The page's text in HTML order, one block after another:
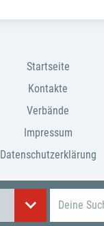
Suchbegriff
Startseite
Kontakte
Verbände
Impressum
Datenschutzerklärung